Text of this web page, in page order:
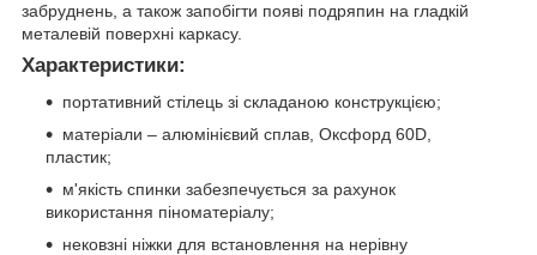
забруднень, а також запобігти появі подряпин на гладкій
металевій поверхні каркасу.
Характеристики:
портативний стілець зі складаною конструкцією;
матеріали – алюмінієвий сплав, Оксфорд 60D,
пластик;
м'якість спинки забезпечується за рахунок
використання піноматеріалу;
нековзні ніжки для встановлення на нерівну